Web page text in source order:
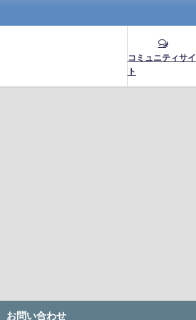
コミュニティサイ
ト
お問い合わせ